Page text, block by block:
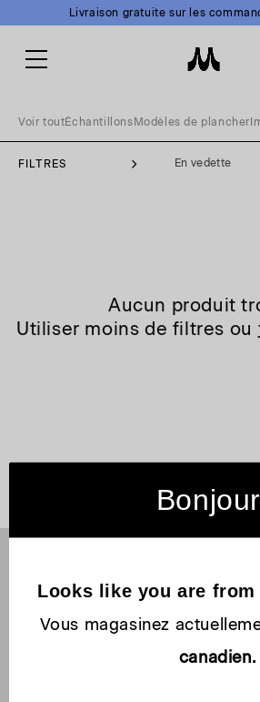
passer
contenu
Livraison gratuite sur les
Voir toutÉchantillons Modèles de plancher
FILTRES
Aucun produit
Utiliser moins de filtres ou
Lillo
évènements.
Entrez votre courriel
Looks like you are from
Vous magasinez
canadien.